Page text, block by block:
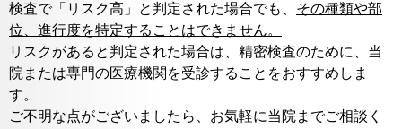
検査で「リスク高」と判定された場合でも、 その種類や部
位、進行度を特定することはできません。
リスクがあると判定された場合は、精密検査のために、当
院または専門の医療機関を受診することをおすすめしま
す。
ご不明な点がございましたら、お気軽に当院までご相談く